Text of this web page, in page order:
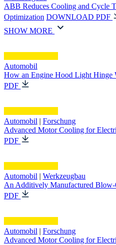
ABB Reduces Cooling and Cycle
Optimization DOWNLOAD PDF
SHOW MORE
Automobil
How an Engine Hood Light Hinge
PDF
Automobil | Forschung
Advanced Motor Cooling for
PDF
Automobil | Werkzeugbau
An Additively Manufactured Blow-
PDF
Automobil | Forschung
Advanced Motor Cooling for